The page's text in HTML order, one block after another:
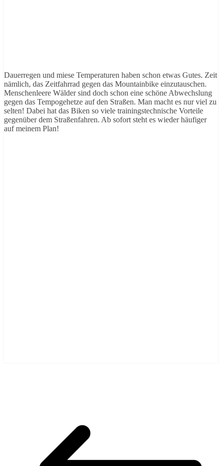
Dauerregen und miese Temperaturen haben schon etwas Gutes. Zeit
nämlich, das Zeitfahrrad gegen das Mountainbike einzutauschen.
Menschenleere Wälder sind doch schon eine schöne Abwechslung
gegen das Tempogehetze auf den Straßen. Man macht es nur viel zu
selten! Dabei hat das Biken so viele trainingstechnische Vorteile
gegenüber dem Straßenfahren. Ab sofort steht es wieder häufiger
auf meinem Plan!